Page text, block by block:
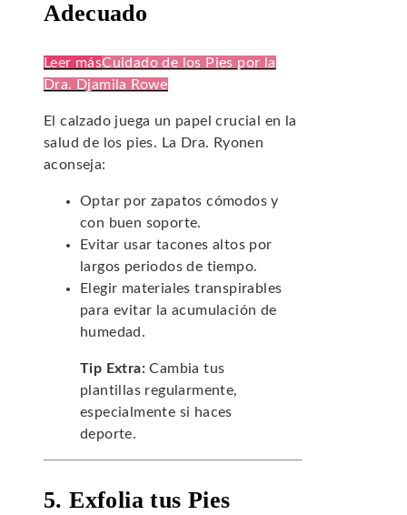
Adecuado
Leer másCuidado de los Pies por la
Dra. Djamila Rowe
El calzado juega un papel crucial en la
salud de los pies. La Dra. Ryonen
aconseja:
Optar por zapatos cómodos y
con buen soporte.
Evitar usar tacones altos por
largos periodos de tiempo.
Elegir materiales transpirables
para evitar la acumulación de
humedad.
Tip Extra: Cambia tus
plantillas regularmente,
especialmente si haces
deporte.
5. Exfolia tus Pies